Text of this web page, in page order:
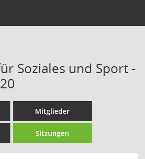
Soziales und Sport -
Mitglieder
Sitzungen